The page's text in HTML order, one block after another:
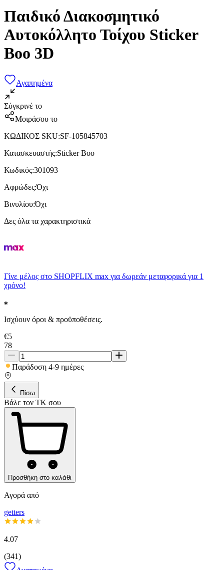
Παιδικό Διακοσμητικό
Αυτοκόλλητο Τοίχου Sticker
Boo 3D
Αγαπημένα
Σύγκρινέ το
Μοιράσου το
ΚΩΔΙΚΟΣ SKU:SF-105845703
Κατασκευαστής:Sticker Boo
Κωδικός:301093
Αφρώδες:Όχι
Βινυλίου:Όχι
Δες όλα τα χαρακτηριστικά
Γίνε μέλος στο SHOPFLIX max για δωρεάν μεταφορικά για 1
χρόνο!
Ισχύουν όροι & προϋποθέσεις.
€5
78
Παράδοση 4-9 ημέρες
Πίσω
Βάλε τον ΤΚ σου
Προσθήκη στο καλάθι
Αγορά από
getters
4.07
(341)